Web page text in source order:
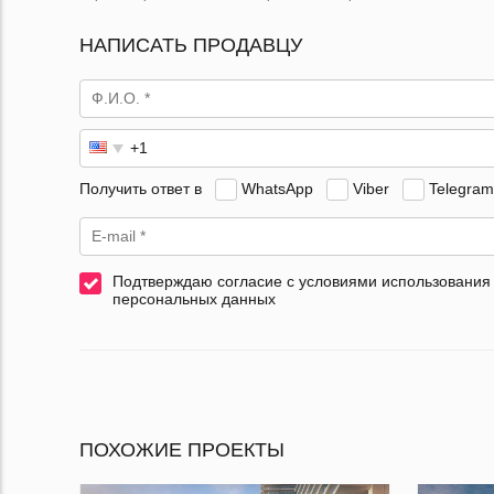
НАПИСАТЬ ПРОДАВЦУ
Получить ответ в WhatsApp Viber Telegram
Подтверждаю согласие с условиями использования
персональных данных
ПОХОЖИЕ ПРОЕКТЫ